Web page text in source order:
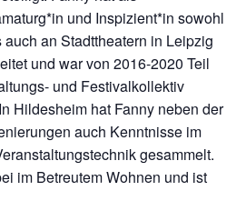
und Inspizient*in sowohl
an Stadttheatern in Leipzig
und war von 2016-2020 Teil
und Festivalkollektiv
Hildesheim hat Fanny neben der
auch Kenntnisse im
gesammelt.
im Betreutem Wohnen und ist